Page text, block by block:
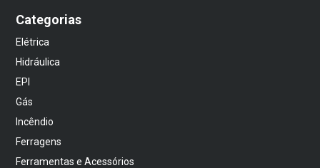
Categorias
Elétrica
Hidráulica
EPI
Gás
Incêndio
Ferragens
Ferramentas e Acessórios